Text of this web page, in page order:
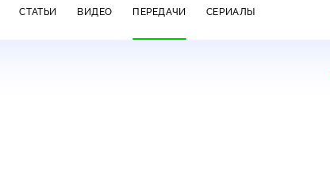
СТАТЬИ ВИДЕО ПЕРЕДАЧИ СЕРИАЛЫ